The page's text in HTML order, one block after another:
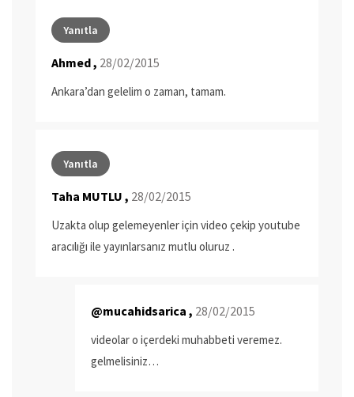
Yanıtla
Ahmed , 28/02/2015
Ankara’dan gelelim o zaman, tamam.
Yanıtla
Taha MUTLU , 28/02/2015
Uzakta olup gelemeyenler için video çekip youtube
aracılığı ile yayınlarsanız mutlu oluruz .
@mucahidsarica , 28/02/2015
videolar o içerdeki muhabbeti veremez.
gelmelisiniz…